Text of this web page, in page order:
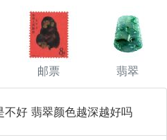
邮票 翡翠
不好 翡翠颜色越深越好吗